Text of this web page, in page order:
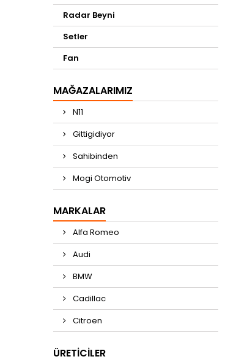
Radar Beyni
Setler
Fan
MAĞAZALARIMIZ
N11
Gittigidiyor
Sahibinden
Mogi Otomotiv
MARKALAR
Alfa Romeo
Audi
BMW
Cadillac
Citroen
ÜRETICILER